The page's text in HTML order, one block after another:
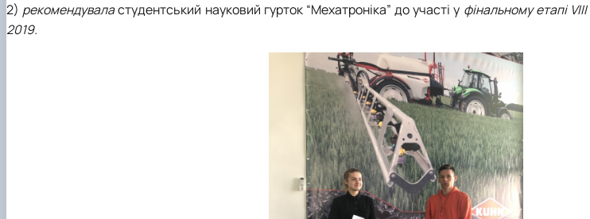
2) рекомендуваластудентський науковий гурток “Мехатроніка” до участі у фінальному етапі VІIІ
2019.